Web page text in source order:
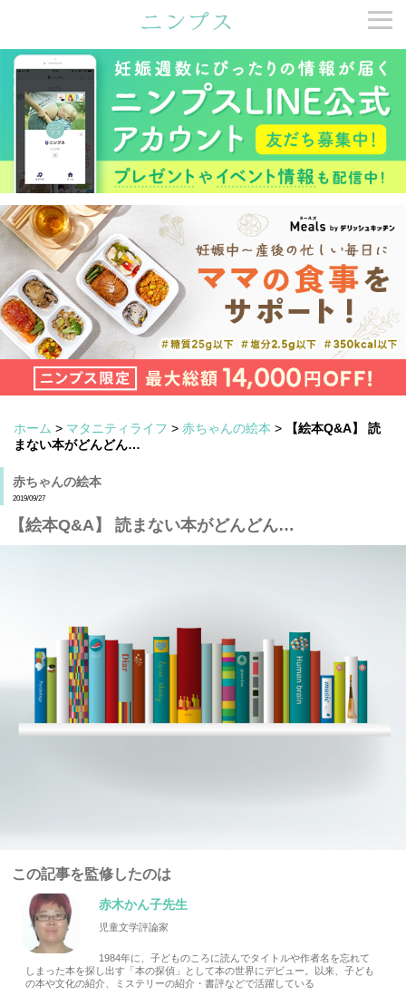
ホーム > マタニティライフ > 赤ちゃんの絵本 >
【絵本Q&A】 読
まない本がどんどん…
赤ちゃんの絵本
2019/09/27
【絵本Q&A】 読まない本がどんどん…
この記事を監修したのは
赤木かん子先生
児童文学評論家
1984年に、子どものころに読んでタイトルや作者名を忘れて
しまった本を探し出す「本の探偵」として本の世界にデビュー。以来、子ども
の本や文化の紹介、ミステリーの紹介・書評などで活躍している